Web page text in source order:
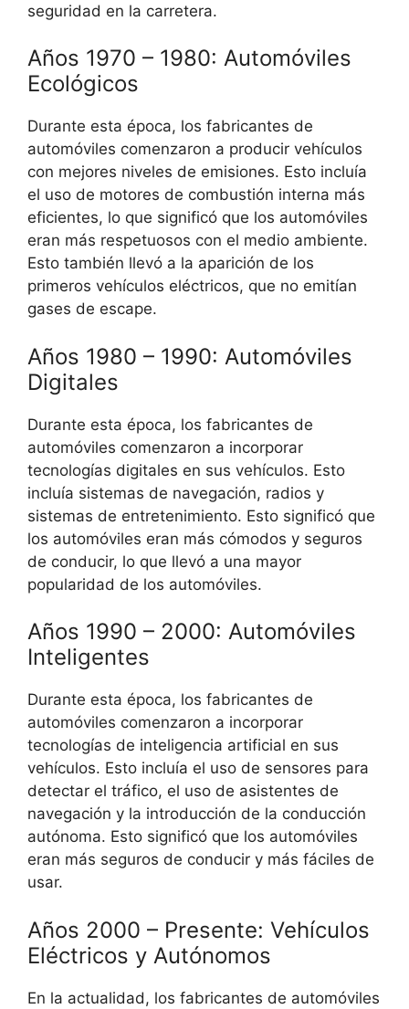
seguridad en la carretera.
Años 1970 – 1980: Automóviles
Ecológicos
Durante esta época, los fabricantes de
automóviles comenzaron a producir vehículos
con mejores niveles de emisiones. Esto incluía
el uso de motores de combustión interna más
eficientes, lo que significó que los automóviles
eran más respetuosos con el medio ambiente.
Esto también llevó a la aparición de los
primeros vehículos eléctricos, que no emitían
gases de escape.
Años 1980 – 1990: Automóviles
Digitales
Durante esta época, los fabricantes de
automóviles comenzaron a incorporar
tecnologías digitales en sus vehículos. Esto
incluía sistemas de navegación, radios y
sistemas de entretenimiento. Esto significó que
los automóviles eran más cómodos y seguros
de conducir, lo que llevó a una mayor
popularidad de los automóviles.
Años 1990 – 2000: Automóviles
Inteligentes
Durante esta época, los fabricantes de
automóviles comenzaron a incorporar
tecnologías de inteligencia artificial en sus
vehículos. Esto incluía el uso de sensores para
detectar el tráfico, el uso de asistentes de
navegación y la introducción de la conducción
autónoma. Esto significó que los automóviles
eran más seguros de conducir y más fáciles de
usar.
Años 2000 – Presente: Vehículos
Eléctricos y Autónomos
En la actualidad, los fabricantes de automóviles